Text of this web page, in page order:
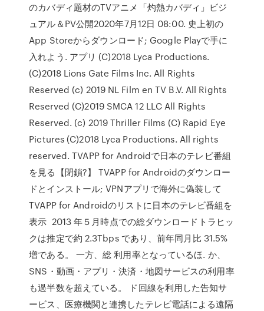
のカバディ題材のTVアニメ「灼熱カバディ」ビジ
ュアル＆PV公開2020年7月12日 08:00. 史上初の
App Storeからダウンロード; Google Playで手に
入れよう. アプリ (C)2018 Lyca Productions.
(C)2018 Lions Gate Films Inc. All Rights
Reserved (c) 2019 NL Film en TV B.V. All Rights
Reserved (C)2019 SMCA 12 LLC All Rights
Reserved. (c) 2019 Thriller Films (C) Rapid Eye
Pictures (C)2018 Lyca Productions. All rights
reserved. TVAPP for Androidで日本のテレビ番組
を見る【閉鎖?】 TVAPP for Androidのダウンロー
ドとインストール; VPNアプリで海外に偽装して
TVAPP for Androidのリストに日本のテレビ番組を
表示 2013 年５月時点での総ダウンロードトラヒッ
クは推定で約 2.3Tbps であり、前年同月比 31.5%
増である。 一方、総 利用率となっているほ. か、
SNS・動画・アプリ・決済・地図サービスの利用率
も過半数を超えている。 ド回線を利用した告知サ
ービス、医療機関と連携したテレビ電話による遠隔